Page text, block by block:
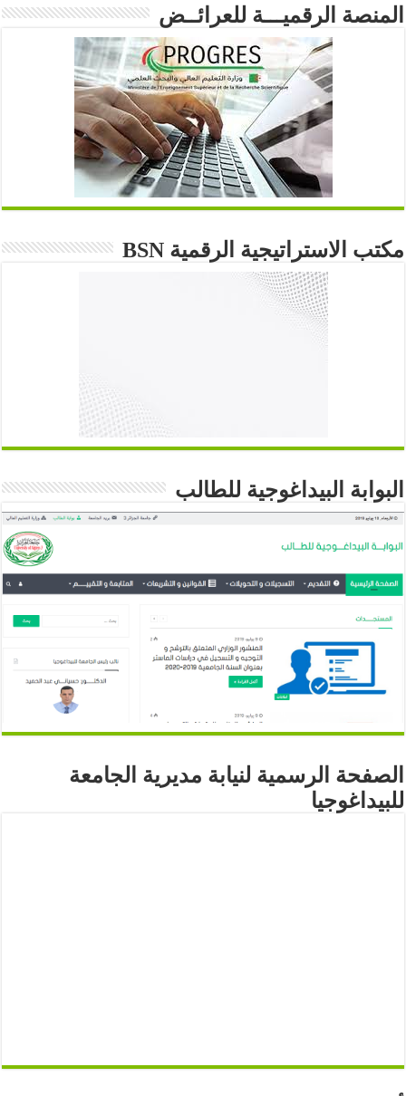
المنصة الرقميـــة للعرائــض
مكتب الاستراتيجية الرقمية BSN
البوابة البيداغوجية للطالب
الصفحة الرسمية لنيابة مديرية الجامعة
للبيداغوجيا